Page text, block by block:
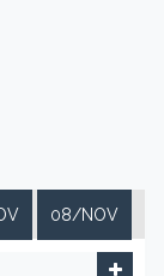
08/NOV